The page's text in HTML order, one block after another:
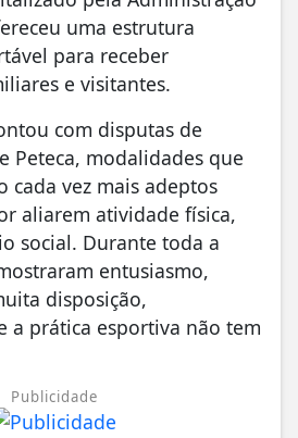
uma estrutura
para receber
e visitantes.
com disputas de
Peteca, modalidades que
cada vez mais adeptos
aliarem atividade física,
social. Durante toda a
entusiasmo,
disposição,
a prática esportiva não tem
Publicidade